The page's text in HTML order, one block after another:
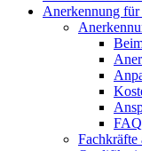
Anerkennung für
Fachkräfte